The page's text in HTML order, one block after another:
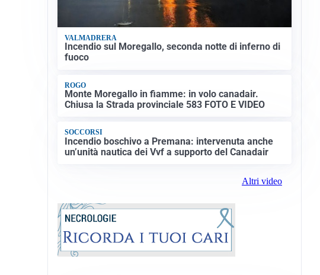
VALMADRERA
Incendio sul Moregallo, seconda notte di inferno di
fuoco
ROGO
Monte Moregallo in fiamme: in volo canadair.
Chiusa la Strada provinciale 583 FOTO E VIDEO
SOCCORSI
Incendio boschivo a Premana: intervenuta anche
un’unità nautica dei Vvf a supporto del Canadair
Altri video